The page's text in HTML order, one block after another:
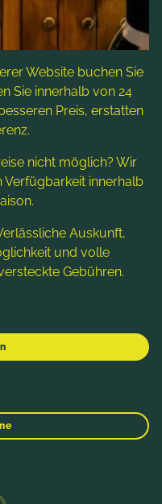
für die
Alkohol)
eine
Hotel Prägant in
Sie genussvolle
Kärnten und senden
Anfrage.
AN
Website buchen Sie
Sie innerhalb von 24
Preis, erstatten
nicht möglich? Wir
innerhalb
Auskunft,
und volle
Gebühren.